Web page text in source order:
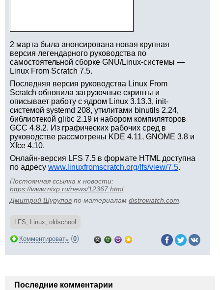
2 марта была анонсирована новая крупная
версия легендарного руководства по
самостоятельной сборке GNU/Linux-системы —
Linux From Scratch 7.5.
Последняя версия руководства Linux From
Scratch обновила загрузочные скрипты и
описывает работу с ядром Linux 3.13.3, init-
системой systemd 208, утилитами binutils 2.24,
библиотекой glibc 2.19 и набором компиляторов
GCC 4.8.2. Из графических рабочих сред в
руководстве рассмотрены KDE 4.11, GNOME 3.8 и
Xfce 4.10.
Онлайн-версия LFS 7.5 в формате HTML доступна
по адресу www.linuxfromscratch.org/lfs/view/7.5.
Постоянная ссылка к новости:
https://www.nixp.ru/news/12367.html.
Дмитрий Шурупов по материалам distrowatch.com
LFS, Linux, oldschool
Комментировать (0)
Последние комментарии